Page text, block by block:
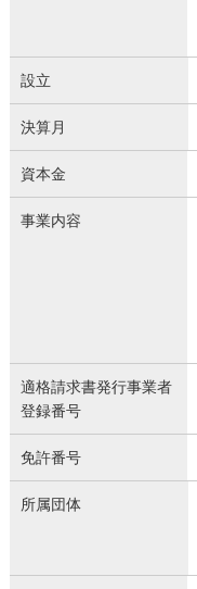
設立
決算月
資本金
事業内容
適格請求書発行事業者
登録番号
免許番号
所属団体